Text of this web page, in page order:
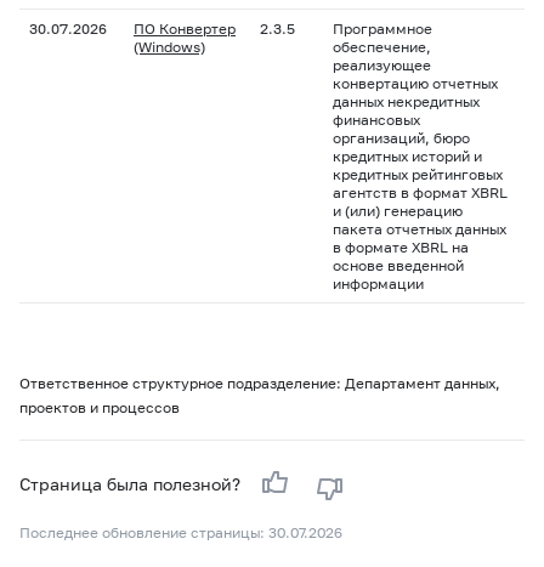
30.07.2026
ПО Конвертер
(Windows)
2.3.5
Программное
обеспечение,
реализующее
конвертацию отчетных
данных некредитных
финансовых
организаций, бюро
кредитных историй и
кредитных рейтинговых
агентств в формат XBRL
и (или) генерацию
пакета отчетных данных
в формате XBRL на
основе введенной
информации
Ответственное структурное подразделение: Департамент данных,
проектов и процессов
Страница была полезной?
Последнее обновление страницы: 30.07.2026